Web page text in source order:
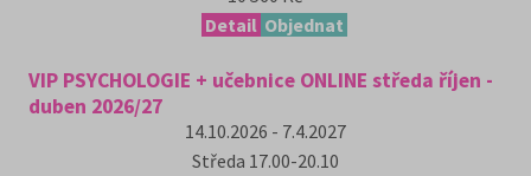
Detail Objednat
VIP PSYCHOLOGIE + učebnice ONLINE středa říjen -
duben 2026/27
14.10.2026 - 7.4.2027
Středa 17.00-20.10